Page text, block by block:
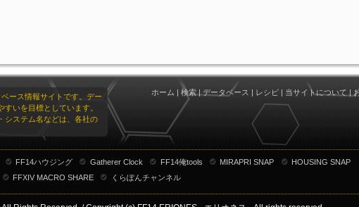
ース情報サイトです。デー
いを目標としています。
システム名などは、各社の
ホーム 検索| データベース レシピ 当サイトについて
FF14ハウジング Gatherer Clock FF14俺tools MIRAPRI SNAP
HOUSING SNAP
FFXIV MACRO SHARE くらぽんチャンネル